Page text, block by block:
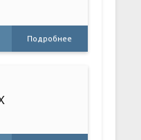
Подробнее